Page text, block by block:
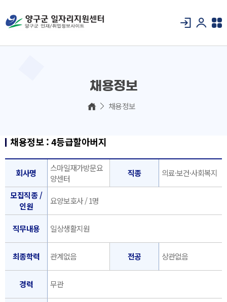
채용정보
채용정보
채용정보 : 4등급할아버지
회사명
스마일재가방문요
양센터
직종 의료·보건·사회복지
모집직종 /
인원
요양보호사 / 1명
직무내용 일상생활지원
최종학력 관계없음 전공 상관없음
경력 무관